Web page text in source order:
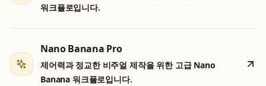
워크플로입니다.
Nano Banana Pro
제어력과 정교한 비주얼 제작을 위한 고급 Nano
Banana 워크플로입니다.